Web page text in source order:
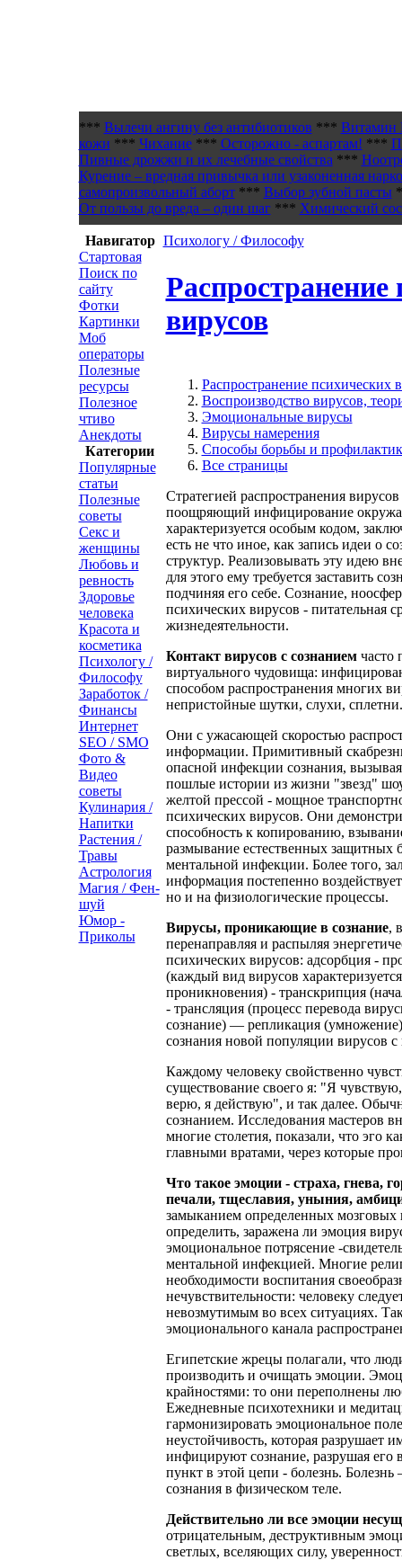
*** Вылечи ангину без антибиотиков *** Витамин
кожи *** Чихание*** Осторожно - аспартам! ***
Пивные дрожжи и их лечебные свойства ***
Курение – вредная привычка или узаконенная
самопроизвольный аборт*** Выбор зубной пасты
От пользы до вреда – один шаг*** Химический
Навигатор
Стартовая
Поиск по
сайту
Фотки
Картинки
Моб
операторы
Полезные
ресурсы
Полезное
чтиво
Анекдоты
Категории
Популярные
статьи
Полезные
советы
Секс и
женщины
Любовь и
ревность
Здоровье
человека
Красота и
косметика
Психологу /
Философу
Заработок /
Финансы
Интернет
SEO / SMO
Фото &
Видео
советы
Кулинария /
Напитки
Растения /
Травы
Астрология
Магия / Фен-
шуй
Юмор -
Приколы
Психологу / Философу
Распространение
вирусов
Распространение психических
Воспроизводство вирусов,
Эмоциональные вирусы
Вирусы намерения
Способы борьбы и
Все страницы
Стратегией распространения
поощряющий инфицирование
характеризуется особым кодом,
есть не что иное, как запись идеи о
структур. Реализовывать эту идею
для этого ему требуется заставить
подчиняя его себе. Сознание,
психических вирусов - питательная
жизнедеятельности.
Контакт вирусов с сознаниемчасто
виртуального чудовища:
способом распространения многих
непристойные шутки, слухи, сплетни.
Они с ужасающей скоростью
информации. Примитивный
опасной инфекции сознания,
пошлые истории из жизни "звезд"
желтой прессой - мощное
психических вирусов. Они
способность к копированию,
размывание естественных защитных
ментальной инфекции. Более того,
информация постепенно
но и на физиологические процессы.
Вирусы, проникающие в сознание,
перенаправляя и распыляя
психических вирусов: адсорбция -
(каждый вид вирусов
проникновения) - транскрипция
- трансляция (процесс перевода
сознание) — репликация
сознания новой популяции вирусов
Каждому человеку свойственно
существование своего я: "Я
верю, я действую", и так далее.
сознанием. Исследования мастеров
многие столетия, показали, что эго
главными вратами, через которые
Что такое эмоции - страха, гнева,
печали, тщеславия, уныния,
замыканием определенных
определить, заражена ли эмоция
эмоциональное потрясение -
ментальной инфекцией. Многие
необходимости воспитания
нечувствительности: человеку
невозмутимым во всех ситуациях.
эмоционального канала
Египетские жрецы полагали, что
производить и очищать эмоции.
крайностями: то они переполнены
Ежедневные психотехники и
гармонизировать эмоциональное
неустойчивость, которая
инфицируют сознание, разрушая
пункт в этой цепи - болезнь.
сознания в физическом теле.
Действительно ли все эмоции
отрицательным, деструктивным
светлых, вселяющих силу,